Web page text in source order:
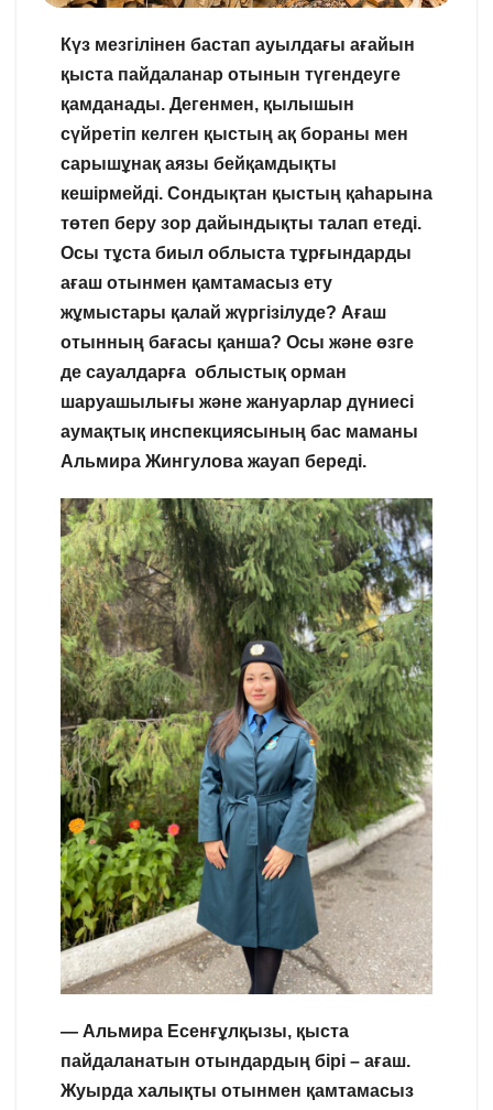
Күз мезгілінен бастап ауылдағы ағайын
қыста пайдаланар отынын түгендеуге
қамданады. Дегенмен, қылышын
сүйретіп келген қыстың ақ бораны мен
сарышұнақ аязы бейқамдықты
кешірмейді. Сондықтан қыстың қаһарына
төтеп беру зор дайындықты талап етеді.
Осы тұста биыл облыста тұрғындарды
ағаш отынмен қамтамасыз ету
жұмыстары қалай жүргізілуде? Ағаш
отынның бағасы қанша? Осы және өзге
де сауалдарға облыстық орман
шаруашылығы және жануарлар дүниесі
аумақтық инспекциясының бас маманы
Альмира Жингулова жауап береді.
— Альмира Есенғұлқызы, қыста
пайдаланатын отындардың бірі – ағаш.
Жуырда халықты отынмен қамтамасыз